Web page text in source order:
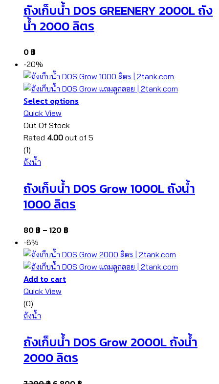
ถังเก็บน้ำ DOS GREENERY 2000L ถัง
น้ำ 2000 ลิตร
0 ฿
-20%
Select options
Quick View
Out Of Stock
Rated 4.00 out of 5
(1)
ถังน้ำ
ถังเก็บน้ำ DOS Grow 1000L ถังน้ำ
1000 ลิตร
80 ฿ – 120 ฿
-6%
Add to cart
Quick View
(0)
ถังน้ำ
ถังเก็บน้ำ DOS Grow 2000L ถังน้ำ
2000 ลิตร